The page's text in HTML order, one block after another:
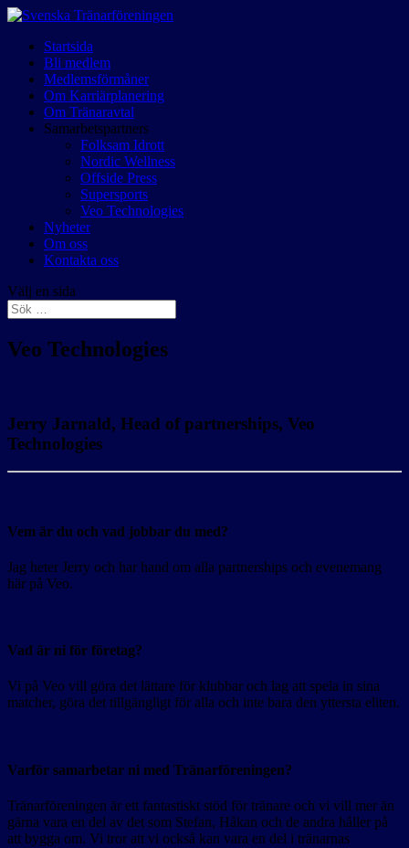
Startsida
Bli medlem
Medlemsförmåner
Om Karriärplanering
Om Tränaravtal
Samarbetspartners
Folksam Idrott
Nordic Wellness
Offside Press
Supersports
Veo Technologies
Nyheter
Om oss
Kontakta oss
Välj en sida
Veo Technologies
Jerry Jarnald, Head of partnerships, Veo
Technologies
Vem är du och vad jobbar du med?
Jag heter Jerry och har hand om alla partnerships och evenemang
här på Veo.
Vad är ni för företag?
Vi på Veo vill göra det lättare för klubbar och lag att spela in sina
matcher, göra det tillgängligt för alla och inte bara den yttersta eliten.
Varför samarbetar ni med Tränarföreningen?
Tränarföreningen är ett fantastiskt stöd för tränare och vi vill mer än
gärna vara en del av det som Stefan, Håkan och de andra håller på
att bygga om. Vi tror att vi också kan vara en del i tränarnas